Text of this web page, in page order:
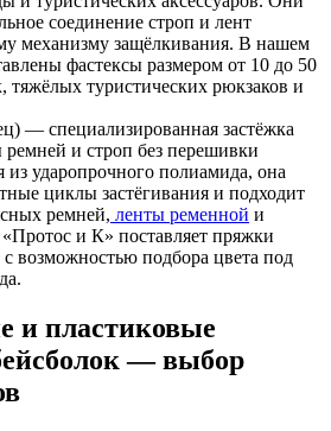
соединение строп и лент
механизму защёлкивания. В нашем
фастексы размером от 10 до 50
туристических рюкзаков и
— специализированная застёжка
и строп без перешивки
из ударопрочного полиамида, она
циклы застёгивания и подходит
ремней, ленты ременной и
и К» поставляет пряжки
возможностью подбора цвета под
и пластиковые
— выбор